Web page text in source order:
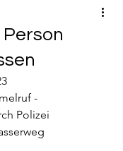
Person
-
Polizei